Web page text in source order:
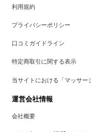
利用規約
プライバシーポリシー
口コミガイドライン
特定商取引に関する表示
当サイトにおける「マッサー
運営会社情報
会社概要